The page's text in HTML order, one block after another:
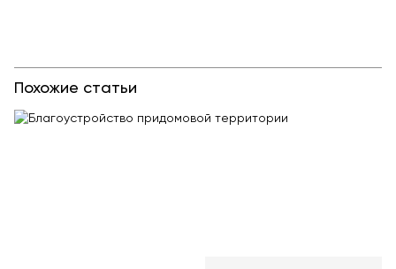
Похожие статьи